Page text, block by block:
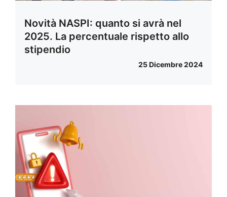
Novità NASPI: quanto si avrà nel
2025. La percentuale rispetto allo
stipendio
25 Dicembre 2024